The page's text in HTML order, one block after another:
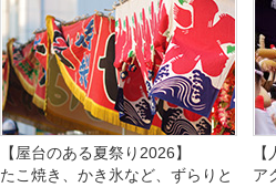
【屋台のある夏祭り2026】
たこ焼き、かき氷など、ずらりと
ア